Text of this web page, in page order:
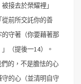
接去於榮耀裡」
前所交託你的善
守著（你要藉著那
（提後一14）。
的，不是膽怯的心
守的心（並清明自守